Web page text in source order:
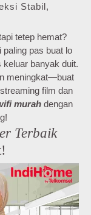
Stabil,
tetep hemat?
pas buat lo
banyak duit.
meningkat—buat
film dan
murah dengan
Terbaik